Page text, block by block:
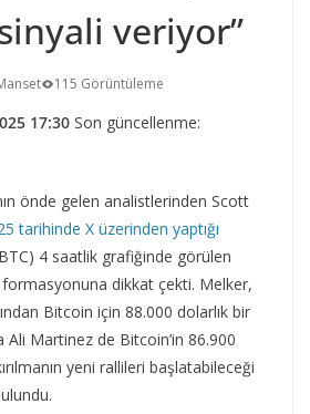
veriyor”
115 Görüntüleme
17:30 Son güncellenme:
önde gelen analistlerinden Scott
tarihinde X üzerinden yaptığı
4 saatlik grafiğinde görülen
dikkat çekti. Melker,
Bitcoin için 88.000 dolarlık bir
Ali Martinez de Bitcoin’in 86.900
yeni rallileri başlatabileceği